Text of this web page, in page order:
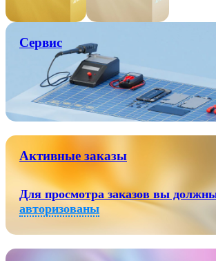
Сервис
Активные заказы
Для просмотра заказов вы
авторизованы